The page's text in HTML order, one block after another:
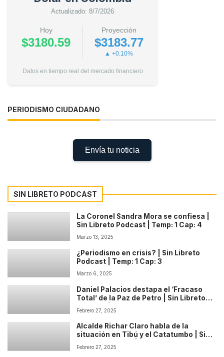
Actualizado: 8/7/2026
Hoy
$3180.59
Proyección
$3183.77
▲ +0.10%
Datos en tiempo real del mercado financiero
PERIODISMO CIUDADANO
Envía tu noticia
SIN LIBRETO PODCAST
La Coronel Sandra Mora se confiesa |
Sin Libreto Podcast | Temp: 1 Cap: 4
Marzo 13, 2025
¿Periodismo en crisis? | Sin Libreto
Podcast | Temp: 1 Cap: 3
Marzo 6, 2025
Daniel Palacios destapa el ‘Fracaso
Total’ de la Paz de Petro | Sin Libreto
Febrero 27, 2025
Alcalde Richar Claro habla de la
situación en Tibú y el Catatumbo | Sin
Libreto Podcast | Temp: 1 Cap: 1
Febrero 27, 2025